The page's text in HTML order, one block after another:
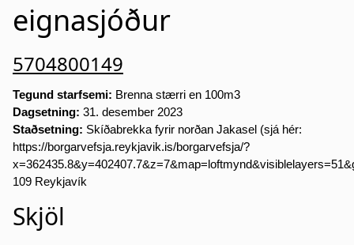
eignasjóður
5704800149
Tegund starfsemi: Brenna stærri en 100m3
Dagsetning: 31. desember 2023
Staðsetning: Skíðabrekka fyrir norðan Jakasel (sjá hér:
https://borgarvefsja.reykjavik.is/borgarvefsja/?
109 Reykjavík
Skjöl